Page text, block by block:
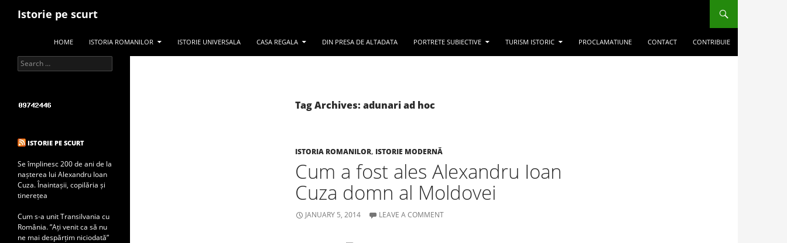
Istorie pe scurt
HOME
ISTORIA ROMANILOR ISTORIE UNIVERSALA CASA REGALA DIN PRESA DE ALTADATA PORTRETE SUBIECTIVE TURISM ISTORIC PROCLAMATIUNE CONTACT CONTRIBUIE
Tag Archives: adunari ad hoc
ISTORIA ROMANILOR, ISTORIE MODERNĂ
Cum a fost ales Alexandru Ioan
Cuza domn al Moldovei
JANUARY 5, 2014 LEAVE A COMMENT
Search for:
ISTORIE PE SCURT
Se împlinesc 200 de ani de la
nașterea lui Alexandru Ioan
Cuza. Înaintașii, copilăria și
tinerețea
Cum s-a unit Transilvania cu
România. ”Ați venit ca să nu
ne mai despărțim niciodată”